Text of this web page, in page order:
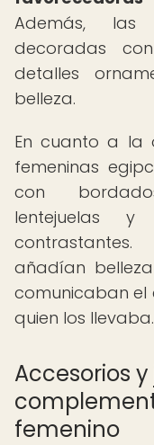
Además,
decoradas
detalles
belleza.
En cuanto a la
femeninas
con
lentejuelas y
añadían
comunicaban el
quien los llevaba.
Accesorios
femenino